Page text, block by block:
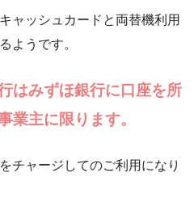
ャッシュカードと両替機利用
ようです。
はみずほ銀行に口座を所
業主に限ります。
チャージしてのご利用になり